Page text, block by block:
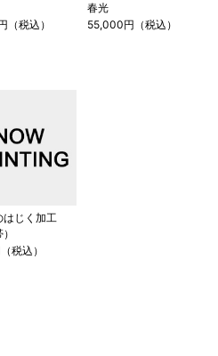
（税込）
春光
55,000円（税込）
はじく加工
税込）